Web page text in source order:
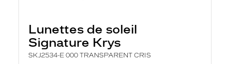
Lunettes de soleil
Signature Krys
SKJ2534-E 000 TRANSPARENT CRIS